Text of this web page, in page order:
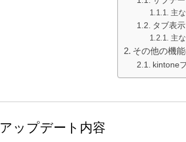
主
タブ表
主
その他の機
kintone
アップデート内容